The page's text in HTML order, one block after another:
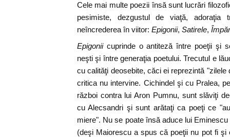
Cele mai multe poezii însă sunt lucrări
pesimiste, dezgustul de viaţă, adoraţia
neîncrederea în viitor: Epigonii, Satirele,
Epigoniicuprinde o antiteză între poeţii şi
neşti şi între generaţia poetului. Trecutul e
cu calităţi deosebite, căci ei reprezintă
critica nu intervine. Cichindel şi cu Pralea,
război contra lui Aron Pumnu, sunt slăviţi
cu Alecsandri şi sunt arătaţi ca poeţi ce
miere". Nu se poate însă aduce lui
(deşi Maiorescu a spus că poeţii nu pot fi şi